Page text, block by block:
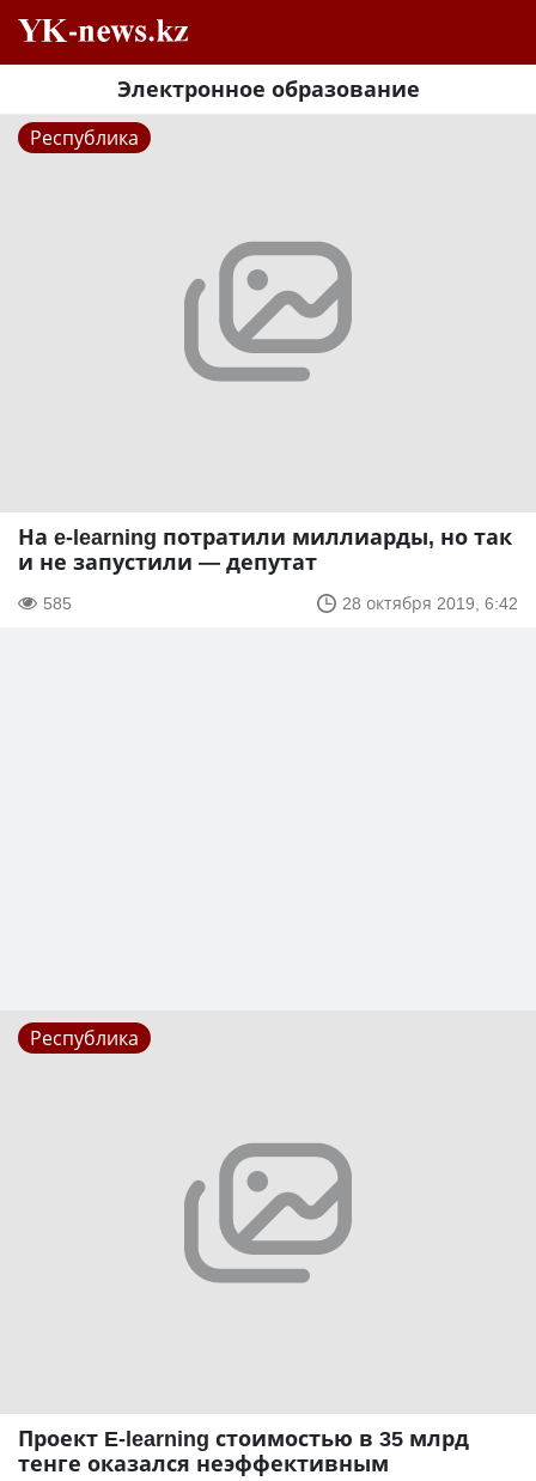
Электронное образование
Республика
На e-learning потратили миллиарды, но так
и не запустили — депутат
585 28 октября 2019, 6:42
Республика
Проект E-learning стоимостью в 35 млрд
тенге оказался неэффективным